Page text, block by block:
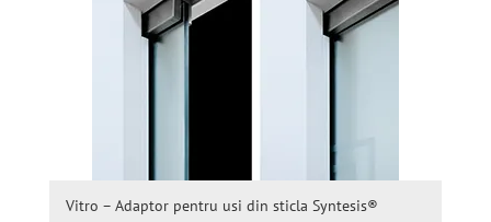
Vitro – Adaptor pentru usi din sticla Syntesis®